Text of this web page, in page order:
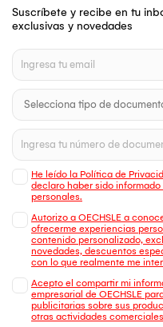
Suscríbete y recibe en tu
exclusivas y novedades
He leído la Política de
declaro haber sido
personales.
Autorizo a OECHSLE a
ofrecerme experiencias
contenido personalizado,
novedades, descuentos
con lo que realmente me
Acepto el compartir mi
empresarial de OECHSLE
publicitarias sobre sus
otras actividades